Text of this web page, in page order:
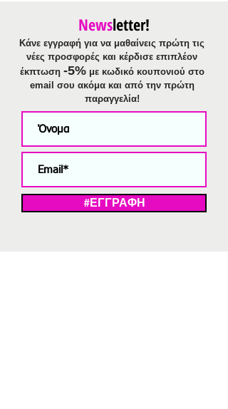
Newsletter!
Κάνε εγγραφή για να μαθαίνεις πρώτη τις
νέες προσφορές και κέρδισε επιπλέον
έκπτωση -5%με κωδικό κουπονιού στο
email σου ακόμα και από την πρώτη
παραγγελία!
#ΕΓΓΡΑΦΗ